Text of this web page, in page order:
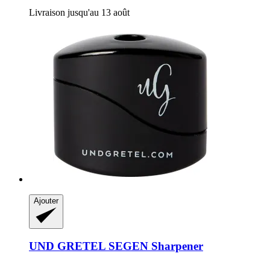
Livraison jusqu'au 13 août
Ajouter
UND GRETEL SEGEN Sharpener